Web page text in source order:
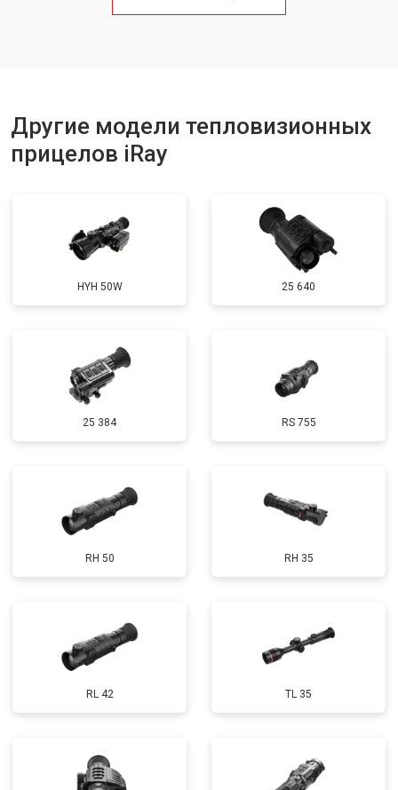
Другие модели тепловизионных
прицелов iRay
HYH 50W 25 640
25 384 RS 755
RH 50 RH 35
RL 42 TL 35